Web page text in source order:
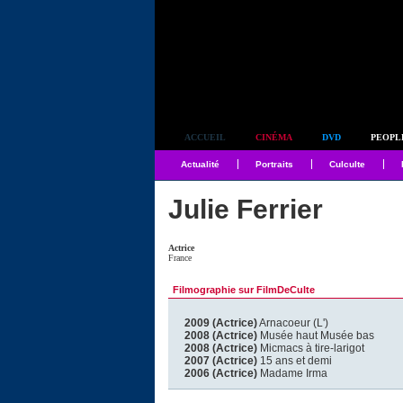
ACCUEIL CINÉMA DVD
Actualité Portraits Culculte
Julie Ferrier
Actrice
France
Filmographie sur FilmDeCulte
2009 (Actrice)Arnacoeur (L')
2008 (Actrice) Musée haut Musée bas
2008 (Actrice) Micmacs à tire-larigot
2007 (Actrice) 15 ans et demi
2006 (Actrice) Madame Irma